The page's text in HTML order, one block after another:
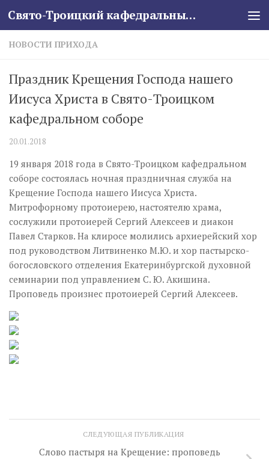
Skip to content Свято-Троицкий кафедральный собор
НОВОСТИ ПРИХОДА
Праздник Крещения Господа нашего
Иисуса Христа в Свято-Троицком
кафедральном соборе
20.01.2018
19 января 2018 года в Свято-Троицком кафедральном
соборе состоялась ночная праздничная служба на
Крещение Господа нашего Иисуса Христа.
Митрофорному протоиерею, настоятелю храма,
сослужили протоиерей Сергий Алексеев и диакон
Павел Старков. На клиросе молились архиерейский хор
под руководством Литвиненко М.Ю. и хор пастырско-
богословского отделения Екатеринбургской духовной
семинарии под управлением С. Ю. Акишина.
Проповедь произнес протоиерей Сергий Алексеев.
СЛЕДУЮЩАЯ ПУБЛИКАЦИЯ
Слово пастыря на Крещение: проповедь